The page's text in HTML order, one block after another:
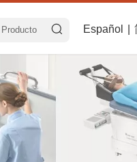
Español